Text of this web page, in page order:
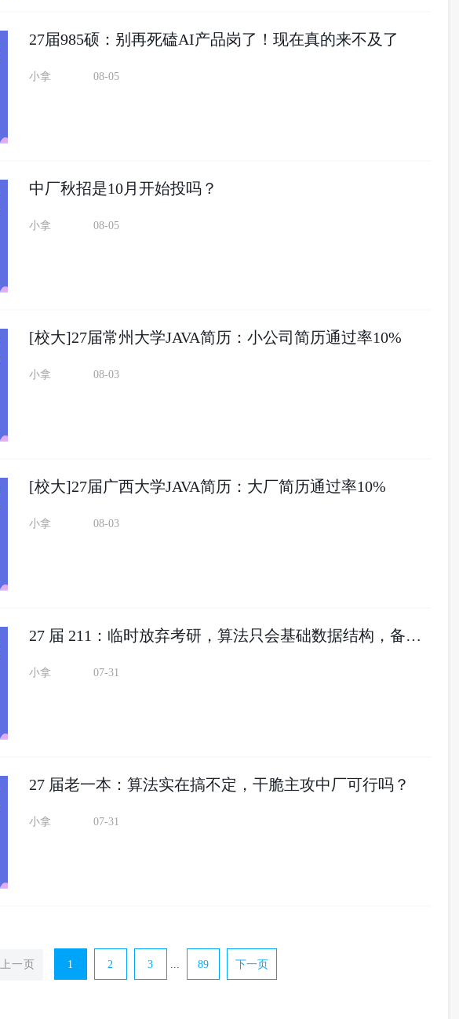
27届985硕：别再死磕AI产品岗了！现在真的来不及了
小拿 08-05
中厂秋招是10月开始投吗？
小拿 08-05
[校大]27届常州大学JAVA简历：小公司简历通过率10%
小拿 08-03
[校大]27届广西大学JAVA简历：大厂简历通过率10%
小拿 08-03
27 届 211：临时放弃考研，算法只会基础数据结构，备战秋招来得及吗？
小拿 07-31
27 届老一本：算法实在搞不定，干脆主攻中厂可行吗？
小拿 07-31
上一页 1 2 3 ... 89 下一页